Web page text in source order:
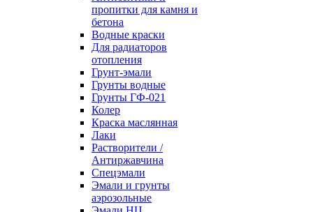
пропитки для камня и
бетона
Водные краски
Для радиаторов
отопления
Грунт-эмали
Грунты водные
Грунты ГФ-021
Колер
Краска маслянная
Лаки
Растворители /
Антиржавчина
Спецэмали
Эмали и грунты
аэрозольные